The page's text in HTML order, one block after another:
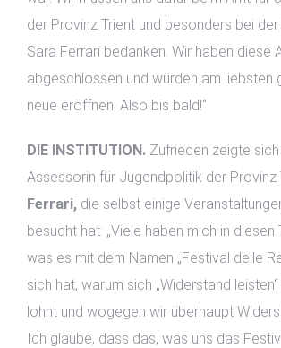
der Provinz Trient und besonders bei
Sara Ferrari bedanken. Wir haben diese
abgeschlossen und würden am liebsten
neue eröffnen. Also bis bald!“
DIE INSTITUTION. Zufrieden zeigte
Assessorin für Jugendpolitik der Provinz
Ferrari, die selbst einige
besucht hat: „Viele haben mich in diesen
was es mit dem Namen „Festival delle
sich hat, warum sich „Widerstand
lohnt und wogegen wir überhaupt
Ich glaube, dass das, was uns das